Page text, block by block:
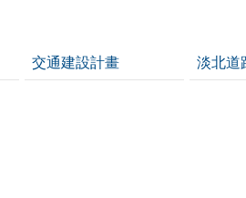
交通建設計畫 淡北道